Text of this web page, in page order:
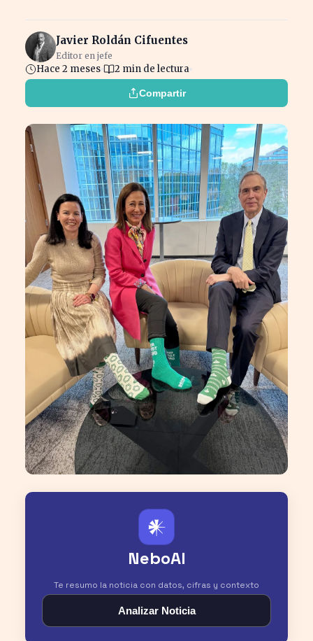
Javier Roldán Cifuentes
Editor en jefe
Hace 2 meses 2 min de lectura
Compartir
𒀭
NeboAI
Te resumo la noticia con datos, cifras y contexto
Analizar Noticia